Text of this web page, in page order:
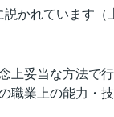
かれています（
上妥当な方法で
職業上の能力・
した